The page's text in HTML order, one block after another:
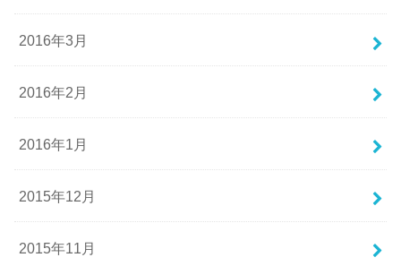
2016年3月
2016年2月
2016年1月
2015年12月
2015年11月